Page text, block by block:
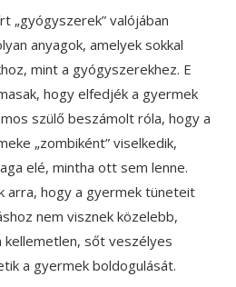
„gyógyszerek” valójában
anyagok, amelyek sokkal
mint a gyógyszerekhez. E
hogy elfedjék a gyermek
szülő beszámolt róla, hogy a
„zombiként” viselkedik,
elé, mintha ott sem lenne.
arra, hogy a gyermek tüneteit
nem visznek közelebb,
kellemetlen, sőt veszélyes
a gyermek boldogulását.